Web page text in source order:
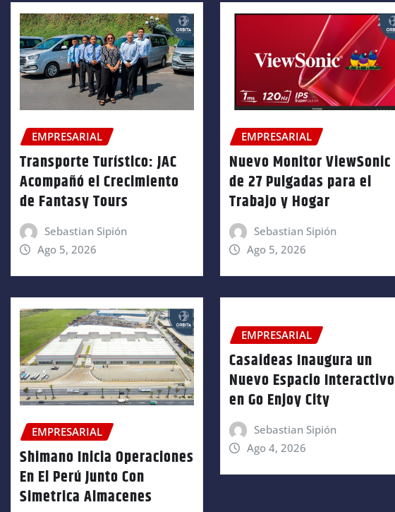
EMPRESARIAL
Transporte Turístico: JAC
Acompañó el Crecimiento
de Fantasy Tours
Sebastian Sipión
Ago 5, 2026
EMPRESARIAL
Nuevo Monitor ViewSonic
de 27 Pulgadas para el
Trabajo y Hogar
Sebastian Sipión
Ago 5, 2026
EMPRESARIAL
Shimano Inicia Operaciones
En El Perú Junto Con
Simetrica Almacenes
EMPRESARIAL
Casaideas Inaugura un
Nuevo Espacio Interactivo
en Go Enjoy City
Sebastian Sipión
Ago 4, 2026